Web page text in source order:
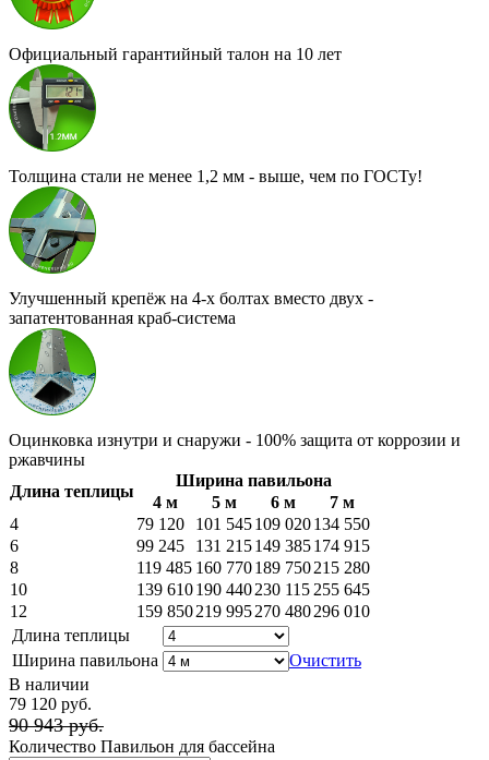
Официальный гарантийный талон на 10 лет
Толщина стали не менее 1,2 мм - выше, чем по ГОСТу!
Улучшенный крепёж на 4-х болтах вместо двух -
запатентованная краб-система
Оцинковка изнутри и снаружи - 100% защита от коррозии и
ржавчины
Длина теплицы
Ширина павильона
4 м
5 м 6 м
7 м
4
79 120 101 545109 020134 550
6
99 245 131 215149 385174 915
8
119 485 160 770189 750215 280
10
139 610190 440230 115 255 645
12
159 850219 995270 480296 010
Длина теплицы
Ширина павильона
Очистить
В наличии
79 120 руб.
90 943 руб.
Количество Павильон для бассейна